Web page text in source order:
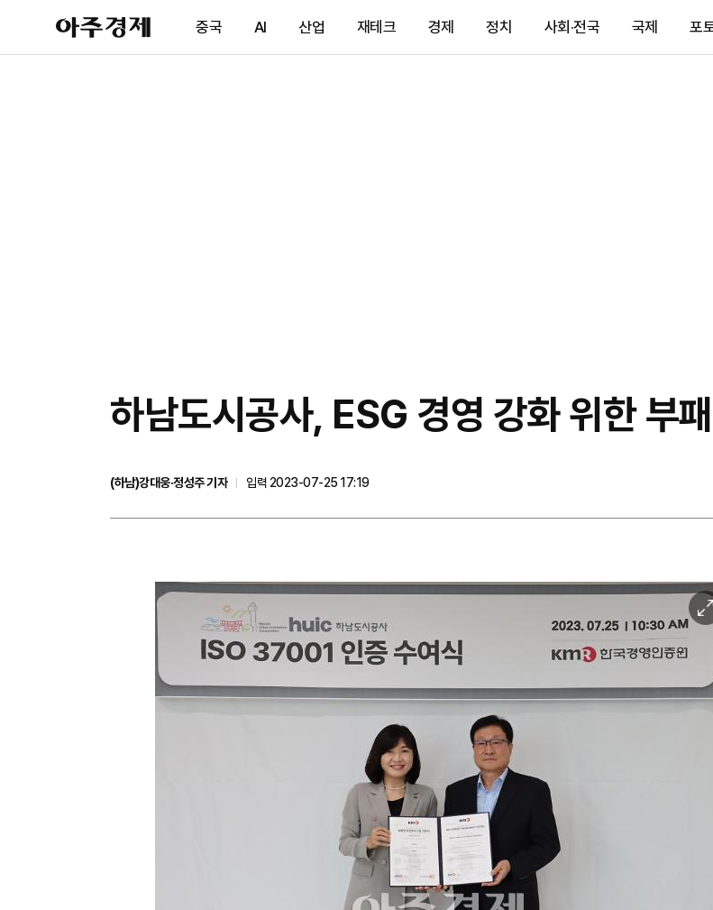
아
주
제
중국 AI 산업 재테크 경제 정치 사회·전국 국제 포
하남도시공사, ESG 경영 강화 위한 부
(하남)강대웅·정성주 기자
입력 2023-07-25 17:19
이
미
확